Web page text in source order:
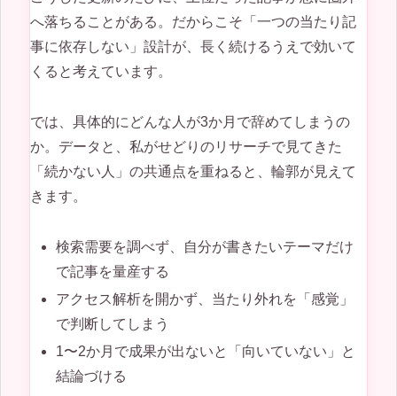
へ落ちることがある。だからこそ「一つの当たり記
事に依存しない」設計が、長く続けるうえで効いて
くると考えています。
では、具体的にどんな人が3か月で辞めてしまうの
か。データと、私がせどりのリサーチで見てきた
「続かない人」の共通点を重ねると、輪郭が見えて
きます。
検索需要を調べず、自分が書きたいテーマだけ
で記事を量産する
アクセス解析を開かず、当たり外れを「感覚」
で判断してしまう
1〜2か月で成果が出ないと「向いていない」と
結論づける